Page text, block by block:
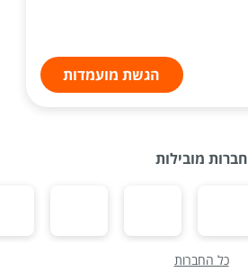
הגשת מועמדות
חברות מובילות
כל החברות